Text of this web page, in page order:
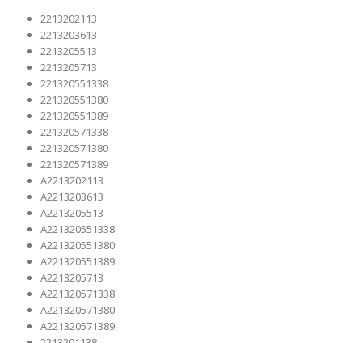
2213202113
2213203613
2213205513
2213205713
221320551338
221320551380
221320551389
221320571338
221320571380
221320571389
A2213202113
A2213203613
A2213205513
A221320551338
A221320551380
A221320551389
A2213205713
A221320571338
A221320571380
A221320571389